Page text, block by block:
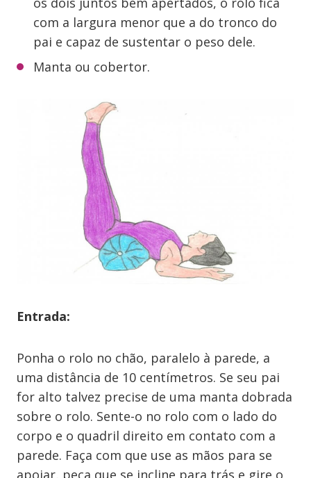
com a largura menor que a do tronco do
pai e capaz de sustentar o peso dele.
Manta ou cobertor.
Entrada:
Ponha o rolo no chão, paralelo à parede, a
uma distância de 10 centímetros. Se seu pai
for alto talvez precise de uma manta dobrada
sobre o rolo. Sente-o no rolo com o lado do
corpo e o quadril direito em contato com a
parede. Faça com que use as mãos para se
apoiar, peça que se incline para trás e gire o